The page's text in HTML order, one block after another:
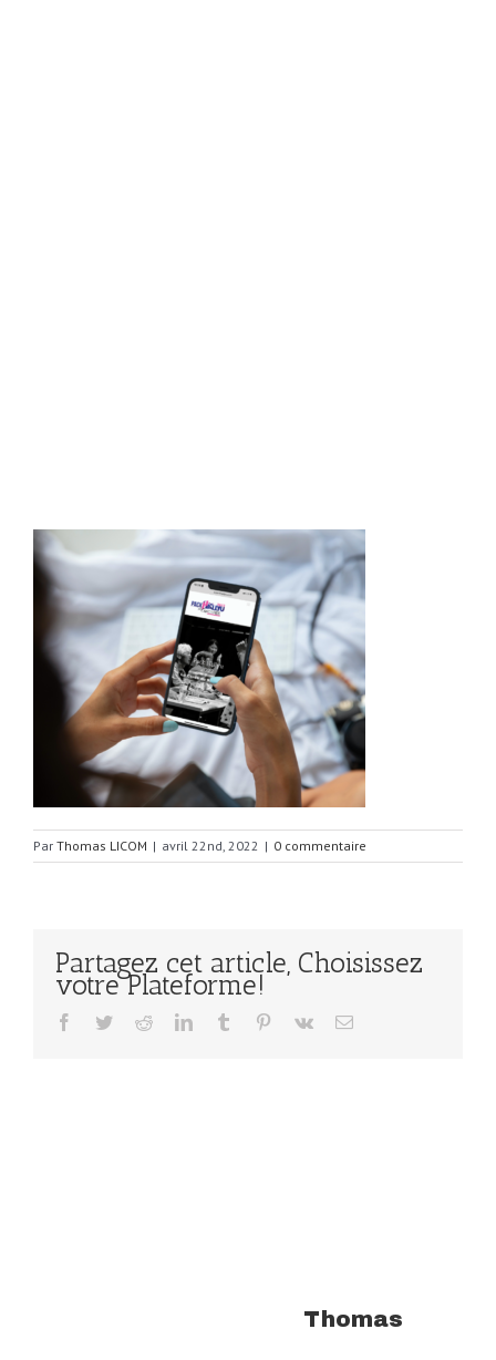
Par Thomas LICOM | avril 22nd, 2022 | 0 commentaire
Partagez cet article, Choisissez
votre Plateforme!
Facebook
TwitterRedditLinkedInTumblr Pinterest
Vk Email
Thomas